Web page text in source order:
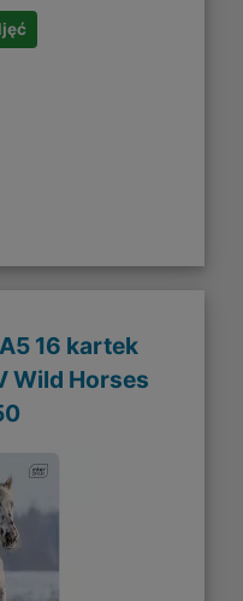
16 kartek
Wild Horses